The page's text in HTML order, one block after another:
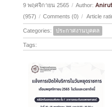
9 พฤศจิกายน 2565 / Author:
(957) / Comments (0) / Article
Categories: ประกาศงานบุคคล
Tags: